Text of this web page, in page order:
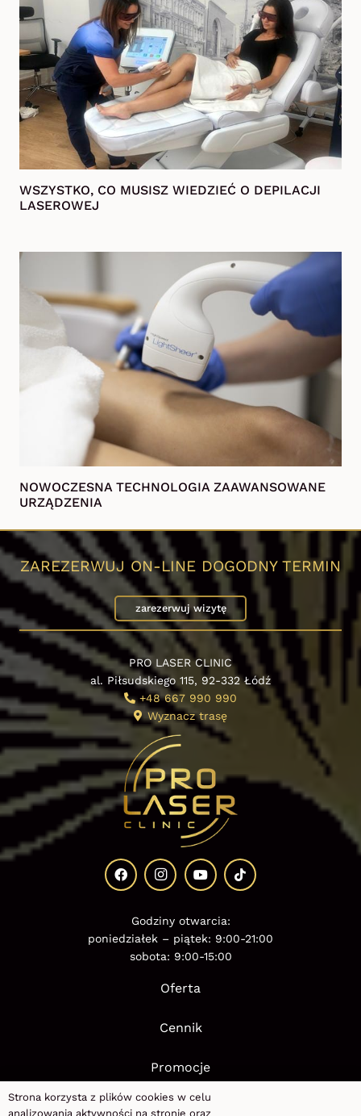
WSZYSTKO, CO MUSISZ WIEDZIEĆ O DEPILACJI
LASEROWEJ
NOWOCZESNA TECHNOLOGIA ZAAWANSOWANE
URZĄDZENIA
ZAREZERWUJ ON-LINE DOGODNY TERMIN
zarezerwuj wizytę
PRO LASER CLINIC
al. Piłsudskiego 115, 92-332 Łódź
+48 667 990 990
Wyznacz trasę
Godziny otwarcia:
poniedziałek – piątek: 9:00-21:00
sobota: 9:00-15:00
Oferta
Cennik
Promocje
Kup voucher
Strona korzysta z plików cookies w celu
analizowania aktywności na stronie oraz